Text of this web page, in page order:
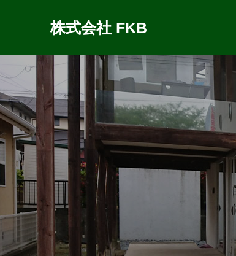
株式会社 FKB